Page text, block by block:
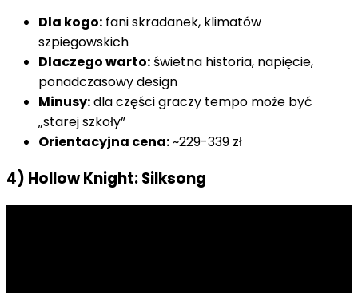
Dla kogo: fani skradanek, klimatów
szpiegowskich
Dlaczego warto:świetna historia, napięcie,
ponadczasowy design
Minusy:dla części graczy tempo może być
„starej szkoły”
Orientacyjna cena:~229-339 zł
4) Hollow Knight: Silksong